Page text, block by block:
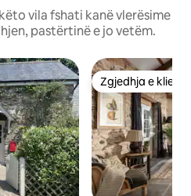
vila fshati kanë vlerësime
pastërtinë e jo vetëm.
klientëve Zgjedhja e
Zgjedhja e